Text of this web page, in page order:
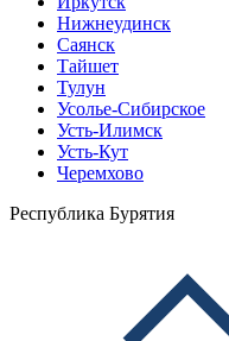
Нижнеудинск
Саянск
Тайшет
Тулун
Усолье-Сибирское
Усть-Илимск
Усть-Кут
Черемхово
Республика Бурятия